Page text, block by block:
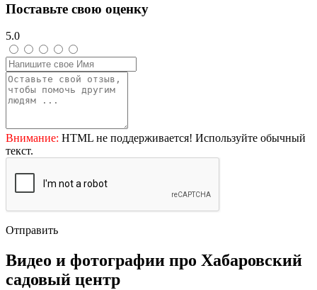
Поставьте свою оценку
5.0
Внимание: HTML не поддерживается! Используйте обычный
текст.
Отправить
Видео и фотографии про Хабаровский
садовый центр